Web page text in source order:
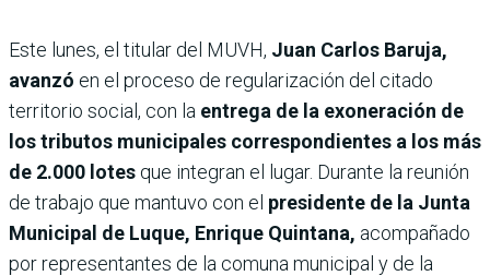
Este lunes, el titular del MUVH, Juan Carlos Baruja,
avanzó en el proceso de regularización del citado
territorio social, con la entrega de la exoneración de
los tributos municipales correspondientes a los más
de 2.000 lotes que integran el lugar. Durante la reunión
de trabajo que mantuvo con el presidente de la Junta
Municipal de Luque, Enrique Quintana, acompañado
por representantes de la comuna municipal y de la